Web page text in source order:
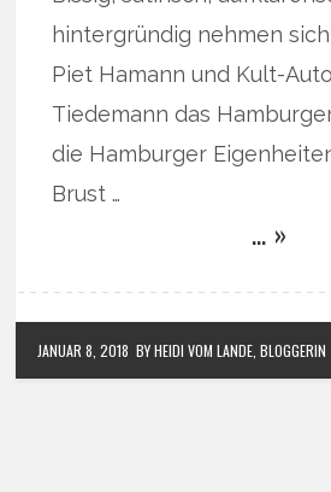
hintergründig nehmen
Piet Hamann und Kult-
Tiedemann das
die Hamburger
Brust …
… »
JANUAR 8, 2018 BY HEIDI VOM LANDE, BLOGGERIN